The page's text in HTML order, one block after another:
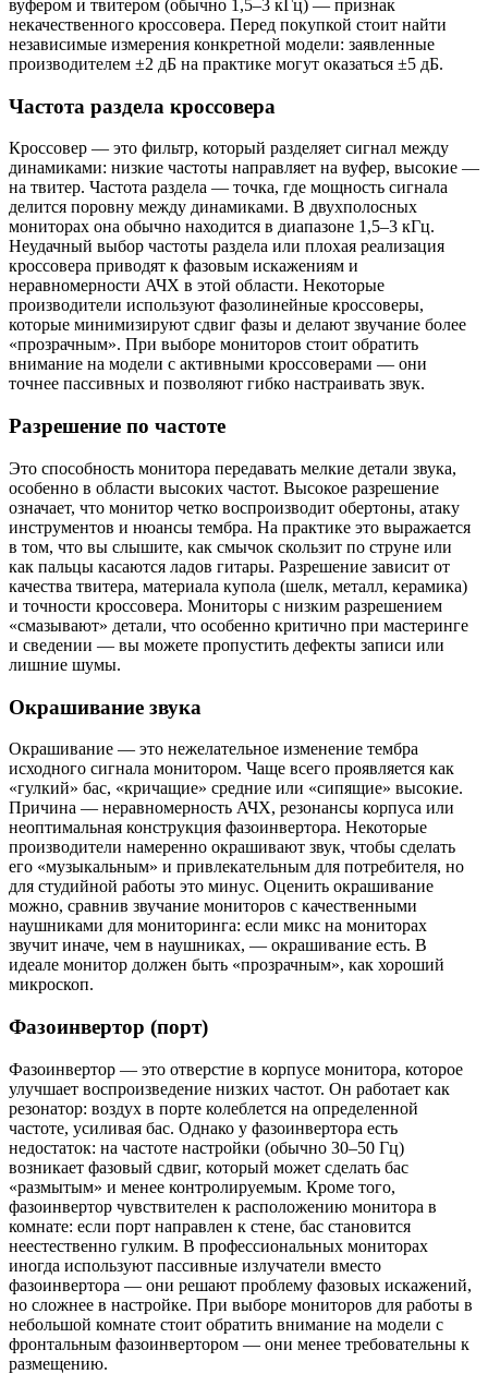
вуфером и твитером (обычно 1,5–3 кГц) — признак
некачественного кроссовера. Перед покупкой стоит найти
независимые измерения конкретной модели: заявленные
производителем ±2 дБ на практике могут оказаться ±5 дБ.
Частота раздела кроссовера
Кроссовер — это фильтр, который разделяет сигнал между
динамиками: низкие частоты направляет на вуфер, высокие —
на твитер. Частота раздела — точка, где мощность сигнала
делится поровну между динамиками. В двухполосных
мониторах она обычно находится в диапазоне 1,5–3 кГц.
Неудачный выбор частоты раздела или плохая реализация
кроссовера приводят к фазовым искажениям и
неравномерности АЧХ в этой области. Некоторые
производители используют фазолинейные кроссоверы,
которые минимизируют сдвиг фазы и делают звучание более
«прозрачным». При выборе мониторов стоит обратить
внимание на модели с активными кроссоверами — они
точнее пассивных и позволяют гибко настраивать звук.
Разрешение по частоте
Это способность монитора передавать мелкие детали звука,
особенно в области высоких частот. Высокое разрешение
означает, что монитор четко воспроизводит обертоны, атаку
инструментов и нюансы тембра. На практике это выражается
в том, что вы слышите, как смычок скользит по струне или
как пальцы касаются ладов гитары. Разрешение зависит от
качества твитера, материала купола (шелк, металл, керамика)
и точности кроссовера. Мониторы с низким разрешением
«смазывают» детали, что особенно критично при мастеринге
и сведении — вы можете пропустить дефекты записи или
лишние шумы.
Окрашивание звука
Окрашивание — это нежелательное изменение тембра
исходного сигнала монитором. Чаще всего проявляется как
«гулкий» бас, «кричащие» средние или «сипящие» высокие.
Причина — неравномерность АЧХ, резонансы корпуса или
неоптимальная конструкция фазоинвертора. Некоторые
производители намеренно окрашивают звук, чтобы сделать
его «музыкальным» и привлекательным для потребителя, но
для студийной работы это минус. Оценить окрашивание
можно, сравнив звучание мониторов с качественными
наушниками для мониторинга: если микс на мониторах
звучит иначе, чем в наушниках, — окрашивание есть. В
идеале монитор должен быть «прозрачным», как хороший
микроскоп.
Фазоинвертор (порт)
Фазоинвертор — это отверстие в корпусе монитора, которое
улучшает воспроизведение низких частот. Он работает как
резонатор: воздух в порте колеблется на определенной
частоте, усиливая бас. Однако у фазоинвертора есть
недостаток: на частоте настройки (обычно 30–50 Гц)
возникает фазовый сдвиг, который может сделать бас
«размытым» и менее контролируемым. Кроме того,
фазоинвертор чувствителен к расположению монитора в
комнате: если порт направлен к стене, бас становится
неестественно гулким. В профессиональных мониторах
иногда используют пассивные излучатели вместо
фазоинвертора — они решают проблему фазовых искажений,
но сложнее в настройке. При выборе мониторов для работы в
небольшой комнате стоит обратить внимание на модели с
фронтальным фазоинвертором — они менее требовательны к
размещению.